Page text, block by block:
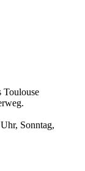
Toulouse
Sonntag,